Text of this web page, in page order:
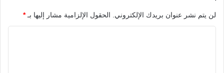
لن يتم نشر عنوان بريدك الإلكتروني. الحقول الإلزامية مشار إليها بـ*